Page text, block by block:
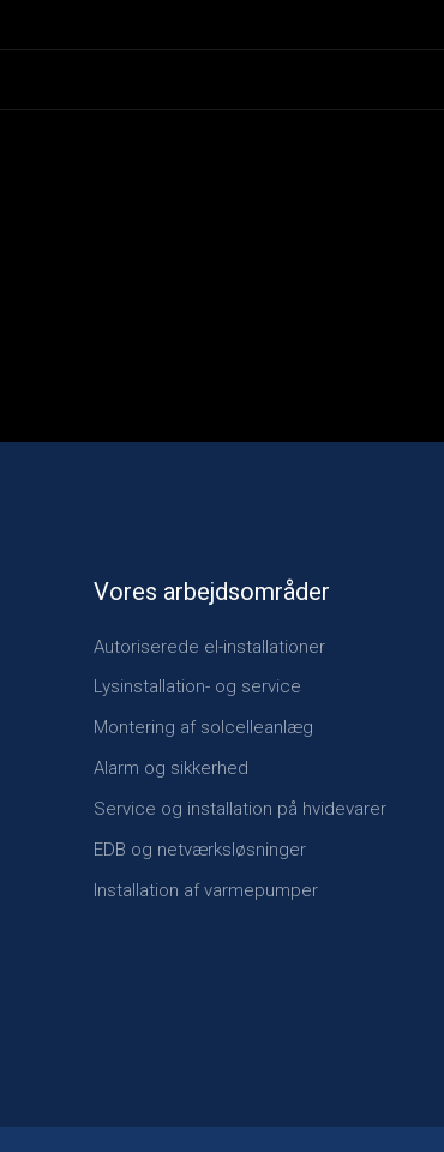
Vores arbejdsområder
Autoriserede el-installationer​
Lysinstallation- og service​
Montering af solcelleanlæg
Alarm og sikkerhed
Service og installation på hvidevarer
EDB og netværksløsninger
Installation af varmepumper